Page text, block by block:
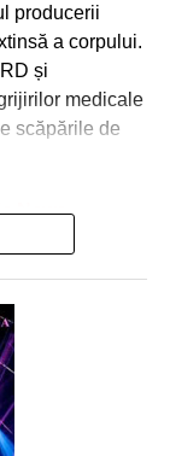
producerii
a corpului.
și
medicale
scăpările de
News